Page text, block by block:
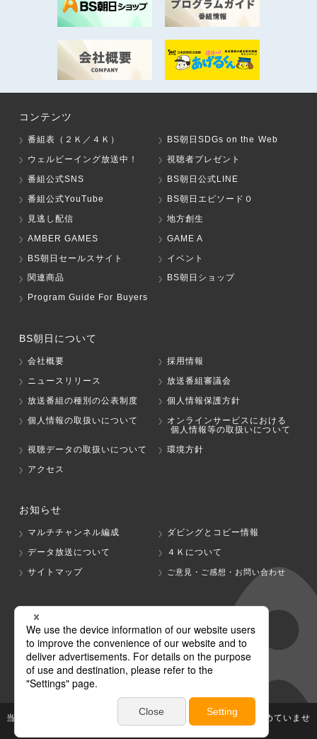
コンテンツ
番組表（２Ｋ／４Ｋ）
BS朝日SDGs on the Web
ウェルビーイング放送中！
視聴者プレゼント
番組公式SNS
BS朝日公式LINE
番組公式YouTube
BS朝日エピソード０
見逃し配信
地方創生
AMBER GAMES
GAME A
BS朝日セールスサイト
イベント
関連商品
BS朝日ショップ
Program Guide For Buyers
BS朝日について
会社概要
採用情報
ニュースリリース
放送番組審議会
放送番組の種別の公表制度
個人情報保護方針
個人情報の取扱いについて
オンラインサービスにおける
個人情報等の取扱いについて
視聴データの取扱いについて
環境方針
アクセス
お知らせ
マルチチャンネル編成
ダビングとコピー情報
データ放送について
４Ｋについて
サイトマップ
ご意見・ご感想・お問い合わせ
グループ会社
テレビ朝日 テレ朝チャンネル
当社が著作権、著作隣接権を有する放送番組等の無断利用は認めていませ
ん。